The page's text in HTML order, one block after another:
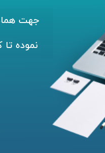
جهت
نموده